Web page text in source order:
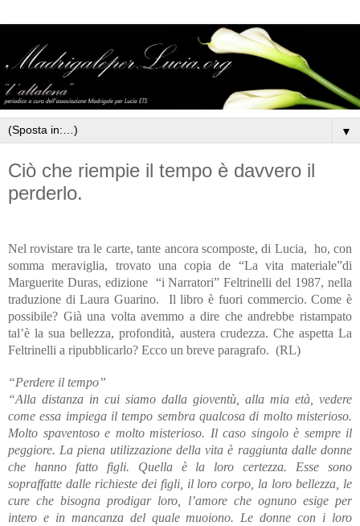
▼
Ciò che riempie il tempo è davvero il
perderlo.
Nel rovistare tra le carte, tante ancora scomposte, di Lucia, ho, con
somma meraviglia, trovato una copia de “La vita materiale”di
Marguerite Duras, edizione
“i Narratori” Feltrinelli del 1987, nella
traduzione di Laura Guarino.
Il libro è fuori commercio. Come è
possibile? Già una volta avemmo a dire che andrebbe ristampato
tal’è la sua bellezza, profondità, austera crudezza. Che aspetta La
Feltrinelli a ripubblicarlo? Ecco un breve paragrafo. (RL)
“Perdere il tempo”
“Alla distanza in cui siamo dalla gioventù, alla mia età, vedere
come essa impiega il tempo sembra qualcosa di molto misterioso.
Molto spaventoso e molto misterioso. Il caso singolo è sempre il
peggiore. La piena utilizzazione della vita è raggiunta dalle donne
che hanno fatto figli. Quella è la loro certezza. Esse sono
sopraffatte dalle richieste dei figli, il loro corpo, la loro bellezza, le
cure che bisogna prodigar loro, l’amore che ognuno esige per
intero e in mancanza del quale muoiono. Le donne con i loro